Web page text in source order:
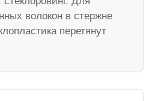
волокон в стержне
перетянут